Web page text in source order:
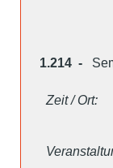
1.214 -
Zeit / Ort: